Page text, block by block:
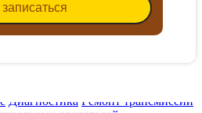
записаться
Диагностика Ремонт трансмиссии